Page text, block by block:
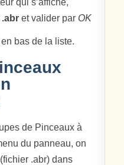
qui s’affiche,
.abr et valider par OK
bas de la liste.
de Pinceaux à
du panneau, on
.abr) dans